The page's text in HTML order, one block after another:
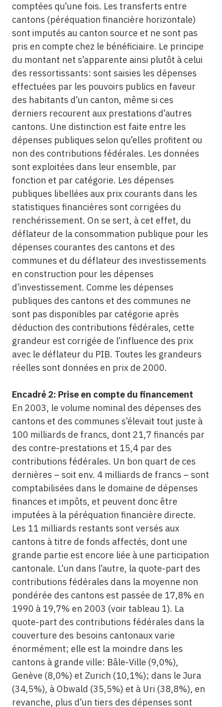
comptées qu’une fois. Les transferts entre
cantons (péréquation financière horizontale)
sont imputés au canton source et ne sont pas
pris en compte chez le bénéficiaire. Le principe
du montant net s’apparente ainsi plutôt à celui
des ressortissants: sont saisies les dépenses
effectuées par les pouvoirs publics en faveur
des habitants d’un canton, même si ces
derniers recourent aux prestations d’autres
cantons. Une distinction est faite entre les
dépenses publiques selon qu’elles profitent ou
non des contributions fédérales. Les données
sont exploitées dans leur ensemble, par
fonction et par catégorie. Les dépenses
publiques libellées aux prix courants dans les
statistiques financières sont corrigées du
renchérissement. On se sert, à cet effet, du
déflateur de la consommation publique pour les
dépenses courantes des cantons et des
communes et du déflateur des investissements
en construction pour les dépenses
d’investissement. Comme les dépenses
publiques des cantons et des communes ne
sont pas disponibles par catégorie après
déduction des contributions fédérales, cette
grandeur est corrigée de l’influence des prix
avec le déflateur du PIB. Toutes les grandeurs
réelles sont données en prix de 2000.
Encadré 2: Prise en compte du financement
En 2003, le volume nominal des dépenses des
cantons et des communes s’élevait tout juste à
100 milliards de francs, dont 21,7 financés par
des contre-prestations et 15,4 par des
contributions fédérales. Un bon quart de ces
dernières – soit env. 4 milliards de francs – sont
comptabilisées dans le domaine de dépenses
finances et impôts, et peuvent donc être
imputées à la péréquation financière directe.
Les 11 milliards restants sont versés aux
cantons à titre de fonds affectés, dont une
grande partie est encore liée à une participation
cantonale. L’un dans l’autre, la quote-part des
contributions fédérales dans la moyenne non
pondérée des cantons est passée de 17,8% en
1990 à 19,7% en 2003 (voir tableau 1). La
quote-part des contributions fédérales dans la
couverture des besoins cantonaux varie
énormément; elle est la moindre dans les
cantons à grande ville: Bâle-Ville (9,0%),
Genève (8,0%) et Zurich (10,1%); dans le Jura
(34,5%), à Obwald (35,5%) et à Uri (38,8%), en
revanche, plus d’un tiers des dépenses sont